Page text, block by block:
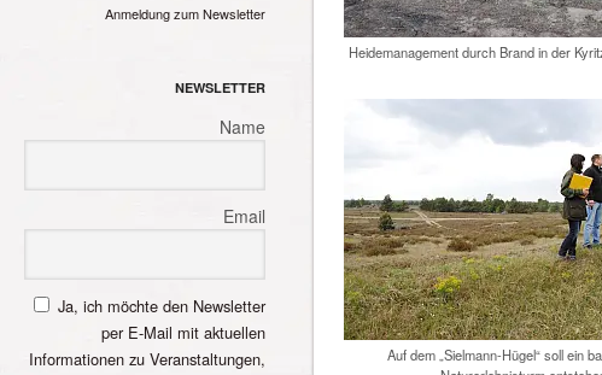
Anmeldung zum Newsletter
NEWSLETTER
Name
Email
Ja, ich möchte den Newsletter
per E-Mail mit aktuellen
Informationen zu Veranstaltungen,
Heidemanagement durch Brand in der
Auf dem „Sielmann-Hügel“ soll ein